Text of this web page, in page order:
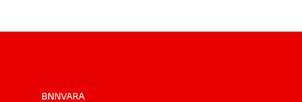
BNNVARA